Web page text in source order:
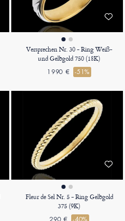
Versprechen Nr. 30 - Ring Weiß-
und Gelbgold 750 (18K)
1990 € -51%
Fleur de Sel Nr. 5 - Ring Gelbgold
375 (9K)